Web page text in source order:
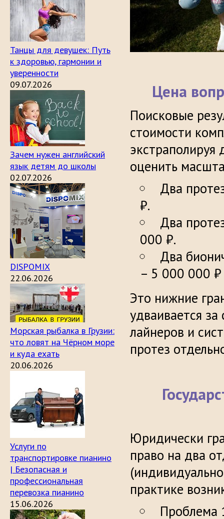
Танцы для девушек: Путь
к здоровью, гармонии и
уверенности
09.07.2026
Зачем нужен английский
язык детям до школы
02.07.2026
DISPOMIX
22.06.2026
Морская рыбалка в Грузии:
что ловят на Чёрном море
и куда ехать
20.06.2026
Услуги по
транспортировке пианино
| Безопасная и
профессиональная
перевозка пианино
15.06.2026
Цена
Поисковые
стоимости
оценить
Два
₽.
Два
000 ₽.
Два
– 5 000 000
Это нижние
удваивается
лайнеров и
протез
Юридически
право на два
практике
Проблема